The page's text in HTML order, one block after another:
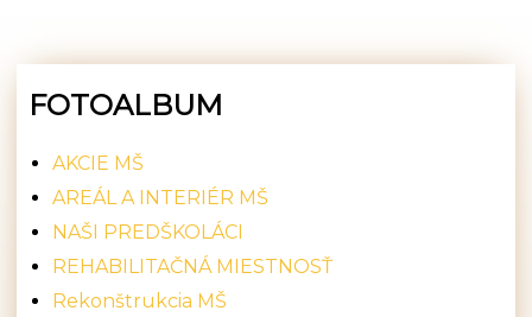
FOTOALBUM
AKCIE MŠ
AREÁL A INTERIÉR MŠ
NAŠI PREDŠKOLÁCI
REHABILITAČNÁ MIESTNOSŤ
Rekonštrukcia MŠ